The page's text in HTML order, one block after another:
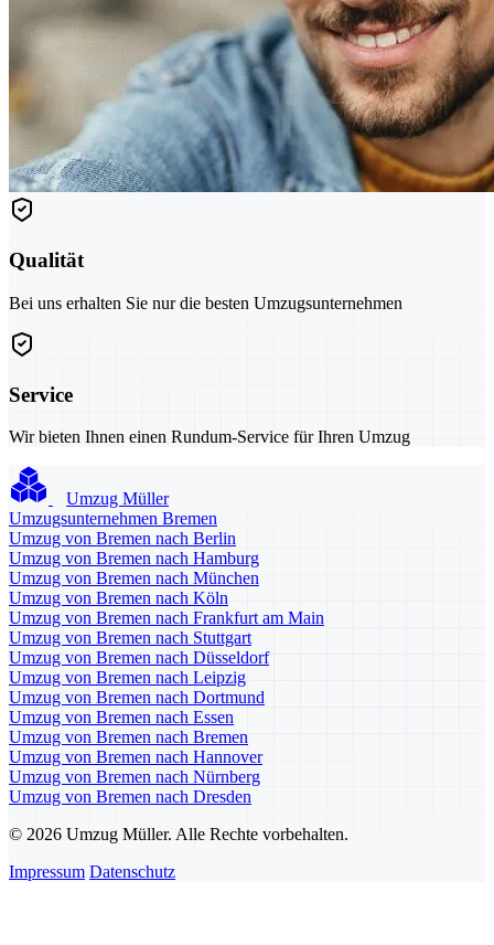
Qualität
Bei uns erhalten Sie nur die besten Umzugsunternehmen
Service
Wir bieten Ihnen einen Rundum-Service für Ihren Umzug
Umzug Müller
Umzugsunternehmen Bremen
Umzug von Bremen nach Berlin
Umzug von Bremen nach Hamburg
Umzug von Bremen nach München
Umzug von Bremen nach Köln
Umzug von Bremen nach Frankfurt am Main
Umzug von Bremen nach Stuttgart
Umzug von Bremen nach Düsseldorf
Umzug von Bremen nach Leipzig
Umzug von Bremen nach Dortmund
Umzug von Bremen nach Essen
Umzug von Bremen nach Bremen
Umzug von Bremen nach Hannover
Umzug von Bremen nach Nürnberg
Umzug von Bremen nach Dresden
© 2026 Umzug Müller. Alle Rechte vorbehalten.
Impressum Datenschutz